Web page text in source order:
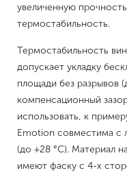
увеличенную
термостабильность.
Термостабильность
допускает укладку
площади без разрывов
компенсационный
использовать, к
Emotion совместима с
(до +28 °C). Материал
имеют фаску с 4-х